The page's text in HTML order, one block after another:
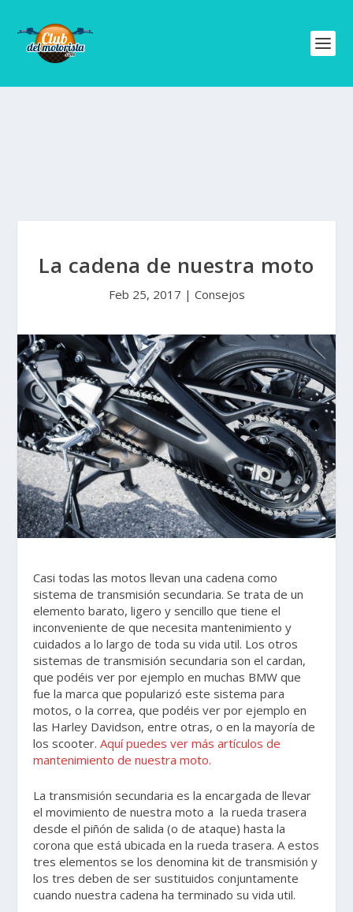
La cadena de nuestra moto
Feb 25, 2017 | Consejos
Casi todas las motos llevan una cadena como
sistema de transmisión secundaria. Se trata de un
elemento barato, ligero y sencillo que tiene el
inconveniente de que necesita mantenimiento y
cuidados a lo largo de toda su vida util. Los otros
sistemas de transmisión secundaria son el cardan,
que podéis ver por ejemplo en muchas BMW que
fue la marca que popularizó este sistema para
motos, o la correa, que podéis ver por ejemplo en
las Harley Davidson, entre otras, o en la mayoría de
los scooter.Aquí puedes ver más artículos de
mantenimiento de nuestra moto.
La transmisión secundaria es la encargada de llevar
el movimiento de nuestra moto a la rueda trasera
desde el piñón de salida (o de ataque) hasta la
corona que está ubicada en la rueda trasera. A estos
tres elementos se los denomina kit de transmisión y
los tres deben de ser sustituidos conjuntamente
cuando nuestra cadena ha terminado su vida util.